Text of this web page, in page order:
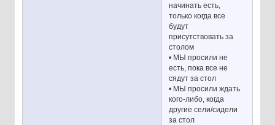
начинать есть,
только когда все
будут
присутствовать за
столом
• МЫ просили не
есть, пока все не
сядут за стол
• МЫ просили ждать
кого-либо, когда
другие сели/сидели
за стол